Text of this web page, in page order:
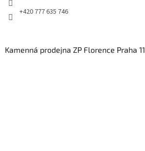
+420 777 635 746
Kamenná prodejna ZP Florence Praha 11